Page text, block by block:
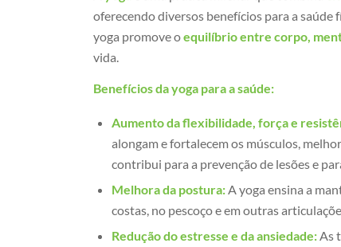
oferecendo diversos benefícios para a saúde
yoga promove oequilíbrio entre corpo,
vida.
Benefícios da yoga para a saúde:
Aumento da flexibilidade, força e
alongam e fortalecem os músculos,
contribui para a prevenção de lesões e
Melhora da postura:A yoga ensina a
costas, no pescoço e em outras
Redução do estresse e da ansiedade:As